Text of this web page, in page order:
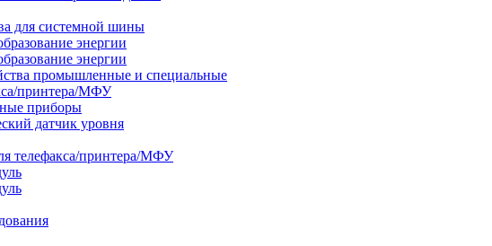
для системной шины
энергии
энергии
промышленные и специальные
принтера/МФУ
приборы
датчик уровня
телефакса/принтера/МФУ